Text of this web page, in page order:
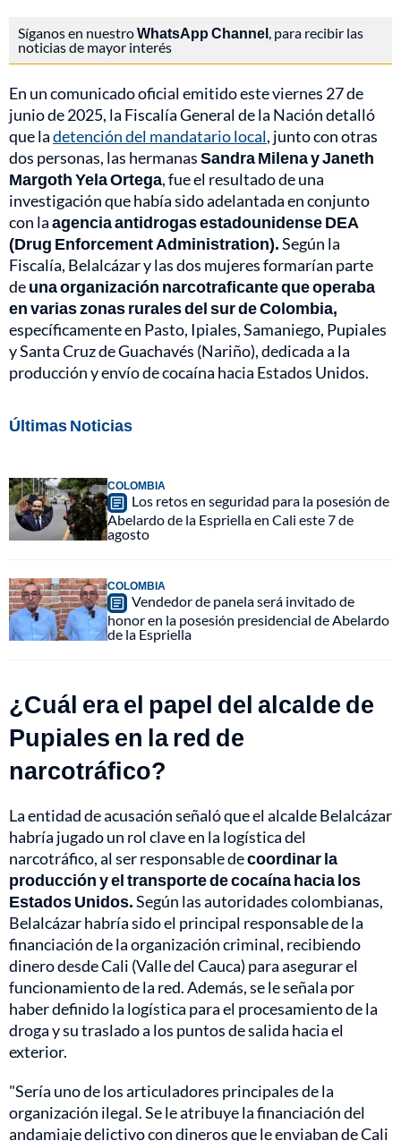
Síganos en nuestroWhatsApp Channel, para recibir las
noticias de mayor interés
En un comunicado oficial emitido este viernes 27 de
junio de 2025, la Fiscalía General de la Nación detalló
que ladetención del mandatario local, junto con otras
dos personas, las hermanasSandra Milena y Janeth
Margoth Yela Ortega, fue el resultado de una
investigación que había sido adelantada en conjunto
con laagencia antidrogas estadounidense DEA
(Drug Enforcement Administration).Según la
Fiscalía, Belalcázar y las dos mujeres formarían parte
deuna organización narcotraficante que operaba
en varias zonas rurales del sur de Colombia,
específicamente en Pasto, Ipiales, Samaniego, Pupiales
y Santa Cruz de Guachavés (Nariño), dedicada a la
producción y envío de cocaína hacia Estados Unidos.
Últimas Noticias
COLOMBIA
Los retos en seguridad para la posesión de
Abelardo de la Espriella en Cali este 7 de
agosto
COLOMBIA
Vendedor de panela será invitado de
honor en la posesión presidencial de Abelardo
de la Espriella
¿Cuál era el papel del alcalde de
Pupiales en la red de
narcotráfico?
La entidad de acusación señaló que el alcalde Belalcázar
habría jugado un rol clave en la logística del
narcotráfico, al ser responsable decoordinar la
producción y el transporte de cocaína hacia los
Estados Unidos.Según las autoridades colombianas,
Belalcázar habría sido el principal responsable de la
financiación de la organización criminal, recibiendo
dinero desde Cali (Valle del Cauca) para asegurar el
funcionamiento de la red. Además, se le señala por
haber definido la logística para el procesamiento de la
droga y su traslado a los puntos de salida hacia el
exterior.
"Sería uno de los articuladores principales de la
organización ilegal. Se le atribuye la financiación del
andamiaje delictivo con dineros que le enviaban de Cali